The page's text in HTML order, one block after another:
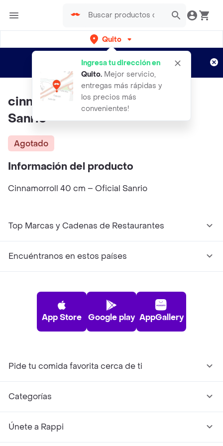
Quito
Ingresa tu dirección en
Quito. Mejor servicio,
entregas más rápidas y
los precios más
convenientes!
envíos gratis por semanas
Aplican TyC
cinnamorroll 40 Cm – Oficial
Sanrio
Agotado
Información del producto
Cinnamorroll 40 cm – Oficial Sanrio
Top Marcas y Cadenas de Restaurantes
Encuéntranos en estos países
App Store Google play AppGallery
Pide tu comida favorita cerca de ti
Categorías
Únete a Rappi